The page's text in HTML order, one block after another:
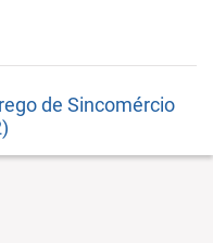
de Sincomércio